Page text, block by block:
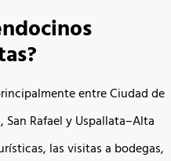
entre Ciudad de
Rafael y Uspallata–Alta
las visitas a bodegas,